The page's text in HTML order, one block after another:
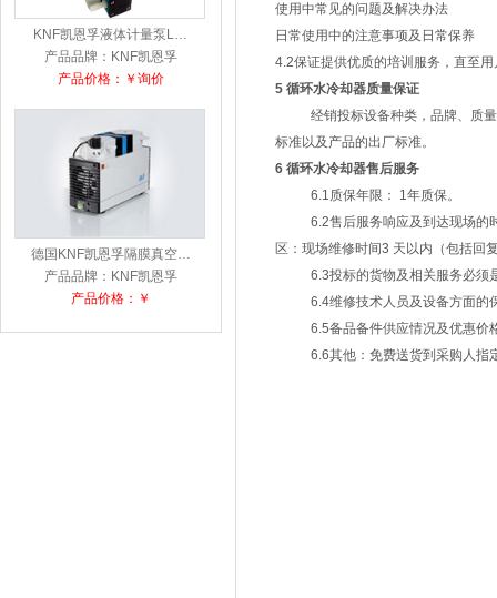
KNF凯恩孚液体计量泵L…
产品品牌：KNF凯恩孚
产品价格：￥询价
德国KNF凯恩孚隔膜真空…
产品品牌：KNF凯恩孚
产品价格：￥
Unite优
产品品
NuAire
产品品牌
产
使用中常见的问题及解决办法
日常使用中的注意事项及日常保养
4.2保证提供优质的培训服务，直至
5 循环水冷却器质量保证
经销投标设备种类，品牌、质
标准以及产品的出厂标准。
6 循环水冷却器售后服务
6.1质保年限：
1年质保。
6.2售后服务响应及到达现场的
区：现场维修时间3 天以内（包括回
6.3投标的货物及相关服务必须
6.4维修技术人员及设备方面的
6.5备品备件供应情况及优惠价
6.6其他：免费送货到采购人指